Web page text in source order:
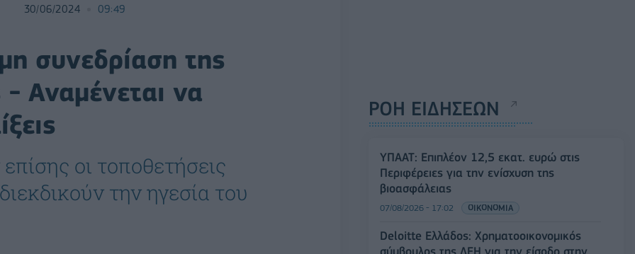
30/06/2024 09:49
συνεδρίαση της
- Αναμένεται να
οι τοποθετήσεις
την ηγεσία του
ΡΟΗ ΕΙΔΗΣΕΩΝ
ΥΠΑΑΤ: Επιπλέον 12,5 εκατ. ευρώ στις
Περιφέρειες για την ενίσχυση της
βιοασφάλειας
07/08/2026 - 17:02 ΟΙΚΟΝΟΜΙΑ
Deloitte Ελλάδος: Χρηματοοικονομικός